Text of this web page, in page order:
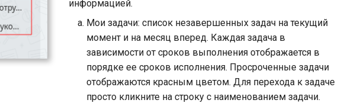
информацией.
Мои задачи: список незавершенных задач на текущий
момент и на месяц вперед. Каждая задача в
зависимости от сроков выполнения отображается в
порядке ее сроков исполнения. Просроченные задачи
отображаются красным цветом. Для перехода к задаче
просто кликните на строку с наименованием задачи.